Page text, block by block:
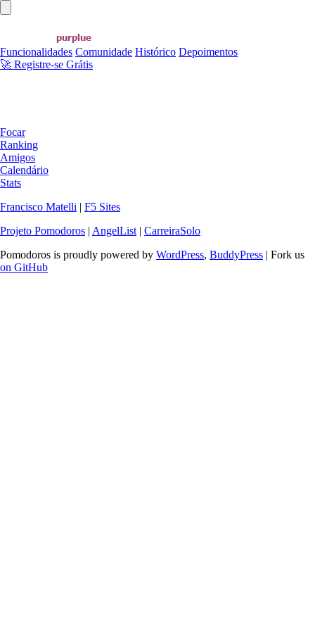
Funcionalidades Comunidade Histórico Depoimentos
🚀 Registre-se Grátis
Focar
Ranking
Amigos
Calendário
Stats
Francisco Matelli | F5 Sites
Projeto Pomodoros | AngelList | CarreiraSolo
Pomodoros is proudly powered by WordPress, BuddyPress | Fork us
on GitHub